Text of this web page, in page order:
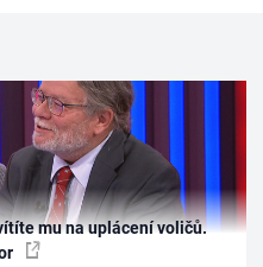
mu na uplácení voličů.